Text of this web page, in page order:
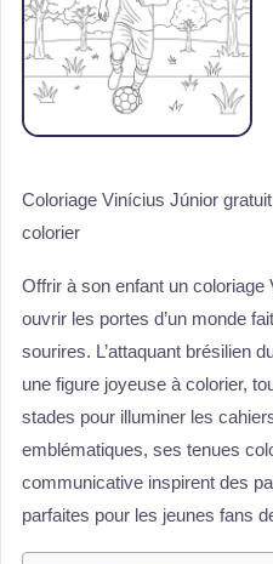
Coloriage Vinícius Júnior
colorier
Offrir à son enfant un coloriage
ouvrir les portes d’un monde
sourires. L’attaquant brésilien
une figure joyeuse à colorier,
stades pour illuminer les
emblématiques, ses tenues
communicative inspirent des
parfaites pour les jeunes fans